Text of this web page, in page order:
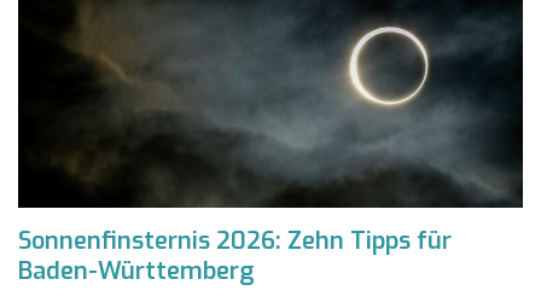
Sonnenfinsternis 2026: Zehn Tipps für
Baden-Württemberg